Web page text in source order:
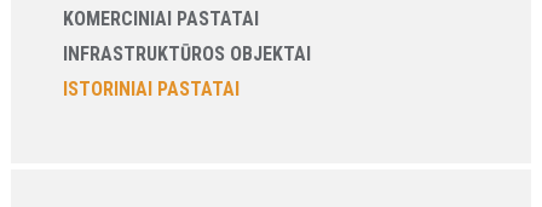
KOMERCINIAI PASTATAI
INFRASTRUKTŪROS OBJEKTAI
ISTORINIAI PASTATAI